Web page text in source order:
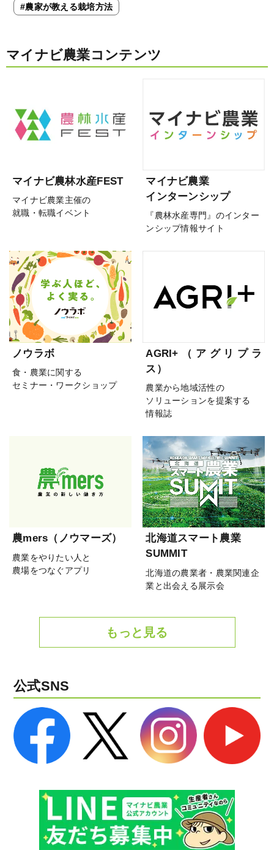
#農家が教える栽培方法
マイナビ農業コンテンツ
マイナビ農林水産FEST
マイナビ農業主催の
就職・転職イベント
マイナビ農業
インターンシップ
『農林水産専門』のインター
ンシップ情報サイト
ノウラボ
食・農業に関する
セミナー・ワークショップ
AGRI+（アグリプラ
ス）
農業から地域活性の
ソリューションを提案する
情報誌
農mers（ノウマーズ）
農業をやりたい人と
農場をつなぐアプリ
北海道スマート農業
SUMMIT
北海道の農業者・農業関連企
業と出会える展示会
もっと見る
公式SNS